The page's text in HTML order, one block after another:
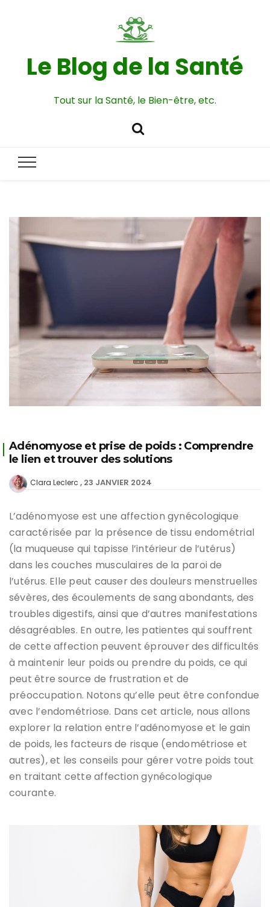
Le Blog de la Santé
Tout sur la Santé, le Bien-être, etc.
Adénomyose et prise de poids : Comprendre
le lien et trouver des solutions
Clara Leclerc 23 JANVIER 2024
L’adénomyose est une affection gynécologique
caractérisée par la présence de tissu endométrial
(la muqueuse qui tapisse l’intérieur de l’utérus)
dans les couches musculaires de la paroi de
l’utérus. Elle peut causer des douleurs menstruelles
sévères, des écoulements de sang abondants, des
troubles digestifs, ainsi que d’autres manifestations
désagréables. En outre, les patientes qui souffrent
de cette affection peuvent éprouver des difficultés
à maintenir leur poids ou prendre du poids, ce qui
peut être source de frustration et de
préoccupation. Notons qu’elle peut être confondue
avec l’endométriose. Dans cet article, nous allons
explorer la relation entre l’adénomyose et le gain
de poids, les facteurs de risque (endométriose et
autres), et les conseils pour gérer votre poids tout
en traitant cette affection gynécologique
courante.